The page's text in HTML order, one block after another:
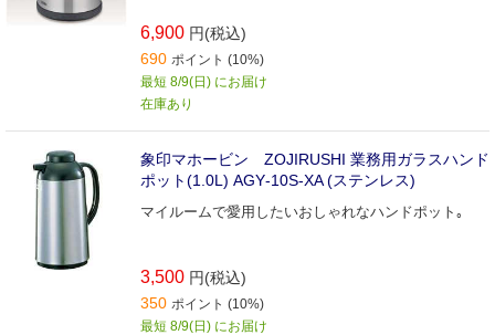
6,900 円(税込)
690 ポイント (10%)
最短 8/9(日) にお届け
在庫あり
象印マホービン ZOJIRUSHI 業務用ガラスハンド
ポット(1.0L) AGY‐10S‐XA (ステンレス)
マイルームで愛用したいおしゃれなハンドポット｡
3,500 円(税込)
350 ポイント (10%)
最短 8/9(日) にお届け